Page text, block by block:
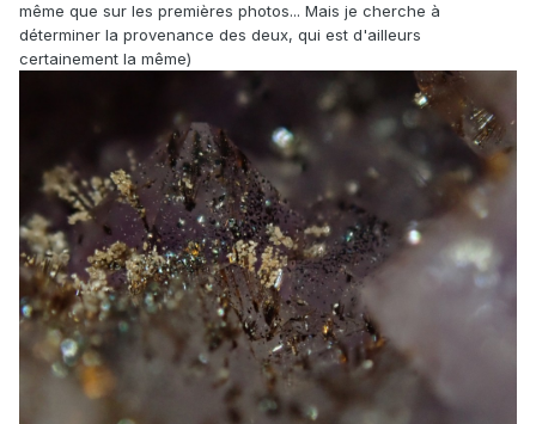
même que sur les premières photos... Mais je cherche à
déterminer la provenance des deux, qui est d'ailleurs
certainement la même)